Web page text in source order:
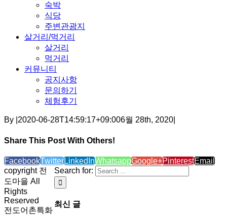
숙박
식당
주변관광지
살거리/먹거리
살거리
먹거리
커뮤니티
공지사항
문의하기
체험후기
By 2020-06-28T14:59:17+09:006월 28th, 2020
Share This Post With Others!
FacebookTwitterLinkedInWhatsappGoogle+PinterestEmail
Search for:
최신 글
copyright 전
도마을 All
Rights
Reserved
전도어촌특화